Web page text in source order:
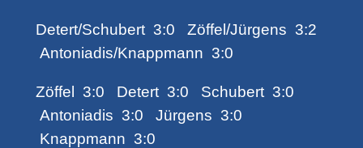
Detert/Schubert 3:0 Zöffel/Jürgens 3:2
Antoniadis/Knappmann 3:0
Zöffel 3:0 Detert 3:0 Schubert 3:0
Antoniadis 3:0 Jürgens 3:0
Knappmann 3:0